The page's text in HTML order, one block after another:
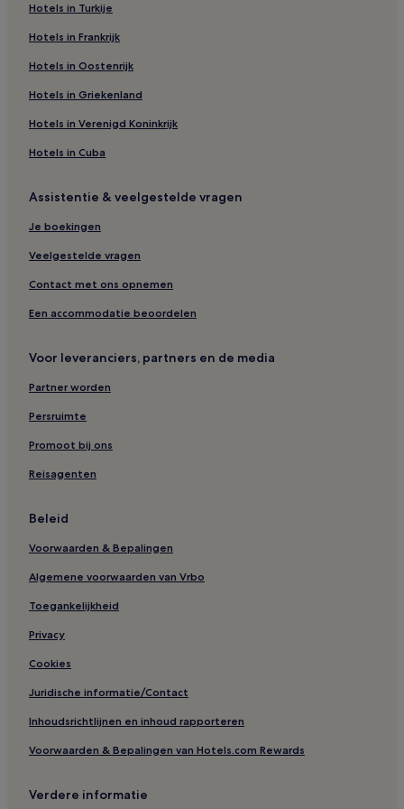
Hotels in Turkije
Hotels in Frankrijk
Hotels in Oostenrijk
Hotels in Griekenland
Hotels in Verenigd Koninkrijk
Hotels in Cuba
Assistentie & veelgestelde vragen
Je boekingen
Veelgestelde vragen
Contact met ons opnemen
Een accommodatie beoordelen
Voor leveranciers, partners en de media
Partner worden
Persruimte
Promoot bij ons
Reisagenten
Beleid
Voorwaarden & Bepalingen
Algemene voorwaarden van Vrbo
Toegankelijkheid
Privacy
Cookies
Juridische informatie/Contact
Inhoudsrichtlijnen en inhoud rapporteren
Voorwaarden & Bepalingen van Hotels.com Rewards
Verdere informatie